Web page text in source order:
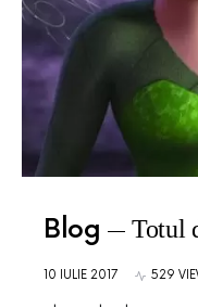
Blog Totul
10 IULIE 2017 529